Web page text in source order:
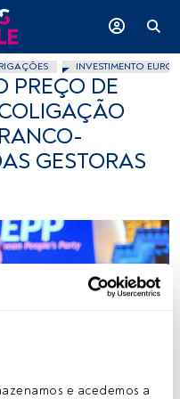
e acedemos a
INVESTIMENTO
PREÇO DE
GESTORAS